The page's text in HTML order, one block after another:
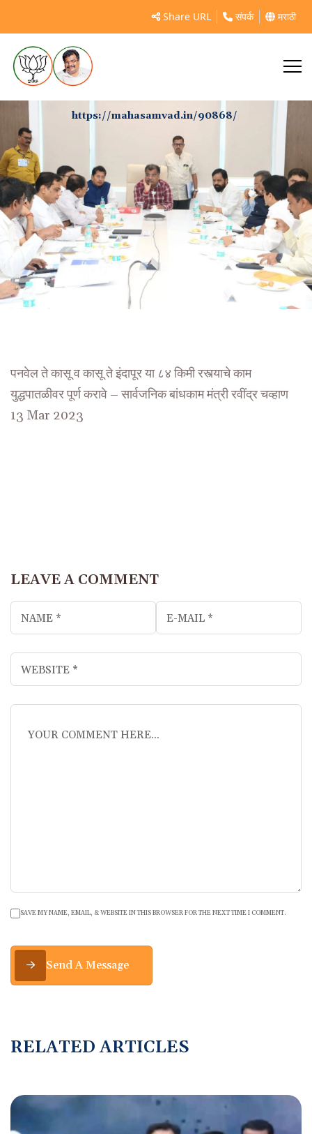
Share URL संपर्क मराठी
https://mahasamvad.in/90868/
पनवेल ते कासू व कासू ते इंदापूर या ८४ किमी रस्त्याचे काम
युद्धपातळीवर पूर्ण करावे – सार्वजनिक बांधकाम मंत्री रवींद्र चव्हाण
13 Mar 2023
LEAVE A COMMENT
SAVE MY NAME, EMAIL, & WEBSITE IN THIS BROWSER FOR THE NEXT TIME I COMMENT.
Send A Message
RELATED ARTICLES